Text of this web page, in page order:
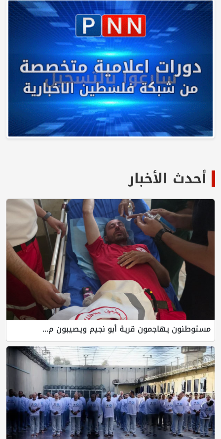
أحدث الأخبار
مستوطنون يهاجمون قرية أبو نجيم ويصيبون م...